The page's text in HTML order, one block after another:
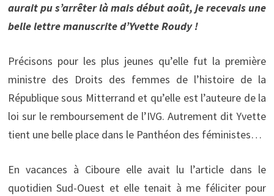
aurait pu s’arrêter là mais début août, je recevais une
belle lettre manuscrite d’Yvette Roudy !
Précisons pour les plus jeunes qu’elle fut la première
ministre des Droits des femmes de l’histoire de la
République sous Mitterrand et qu’elle est l’auteure de la
loi sur le remboursement de l’IVG. Autrement dit Yvette
tient une belle place dans le Panthéon des féministes…
En vacances à Ciboure elle avait lu l’article dans le
quotidien Sud-Ouest et elle tenait à me féliciter pour